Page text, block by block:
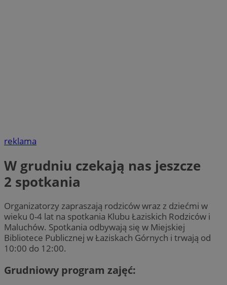
reklama
W grudniu czekają nas jeszcze
2 spotkania
Organizatorzy zapraszają rodziców wraz z dziećmi w
wieku 0-4 lat na spotkania Klubu Łaziskich Rodziców i
Maluchów. Spotkania odbywają się w Miejskiej
Bibliotece Publicznej w Łaziskach Górnych i trwają od
10:00 do 12:00.
Grudniowy program zajęć: